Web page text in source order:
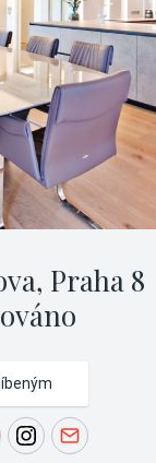
Praha 8